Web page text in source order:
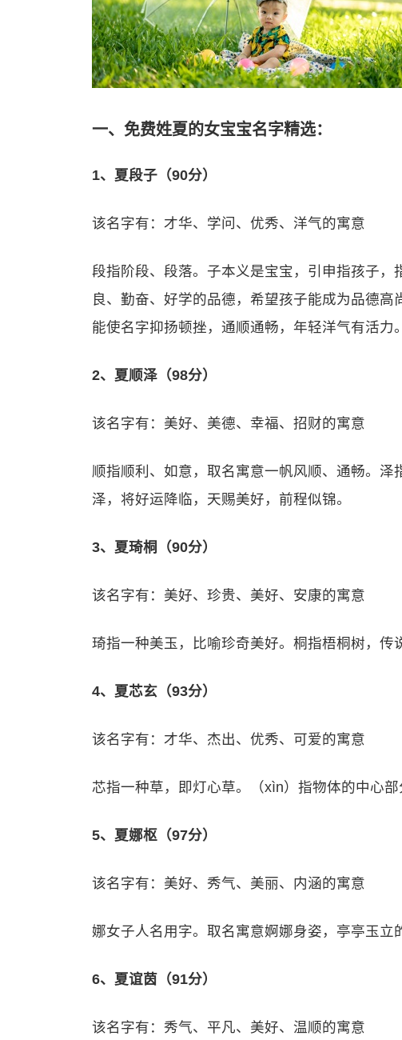
一、免费姓夏的女宝宝名字精选：
1、夏段子（90分）
该名字有：才华、学问、优秀、洋气的寓意
段指阶段、段落。子本义是宝宝，引申指孩子
良、勤奋、好学的品德，希望孩子能成为品德高
能使名字抑扬顿挫，通顺通畅，年轻洋气有活力。
2、夏顺泽（98分）
该名字有：美好、美德、幸福、招财的寓意
顺指顺利、如意，取名寓意一帆风顺、通畅。
泽，将好运降临，天赐美好，前程似锦。
3、夏琦桐（90分）
该名字有：美好、珍贵、美好、安康的寓意
琦指一种美玉，比喻珍奇美好。桐指梧桐树，传
4、夏芯玄（93分）
该名字有：才华、杰出、优秀、可爱的寓意
芯指一种草，即灯心草。（xìn）指物体的中心
5、夏娜枢（97分）
该名字有：美好、秀气、美丽、内涵的寓意
娜女子人名用字。取名寓意婀娜身姿，亭亭玉立
6、夏谊茵（91分）
该名字有：秀气、平凡、美好、温顺的寓意